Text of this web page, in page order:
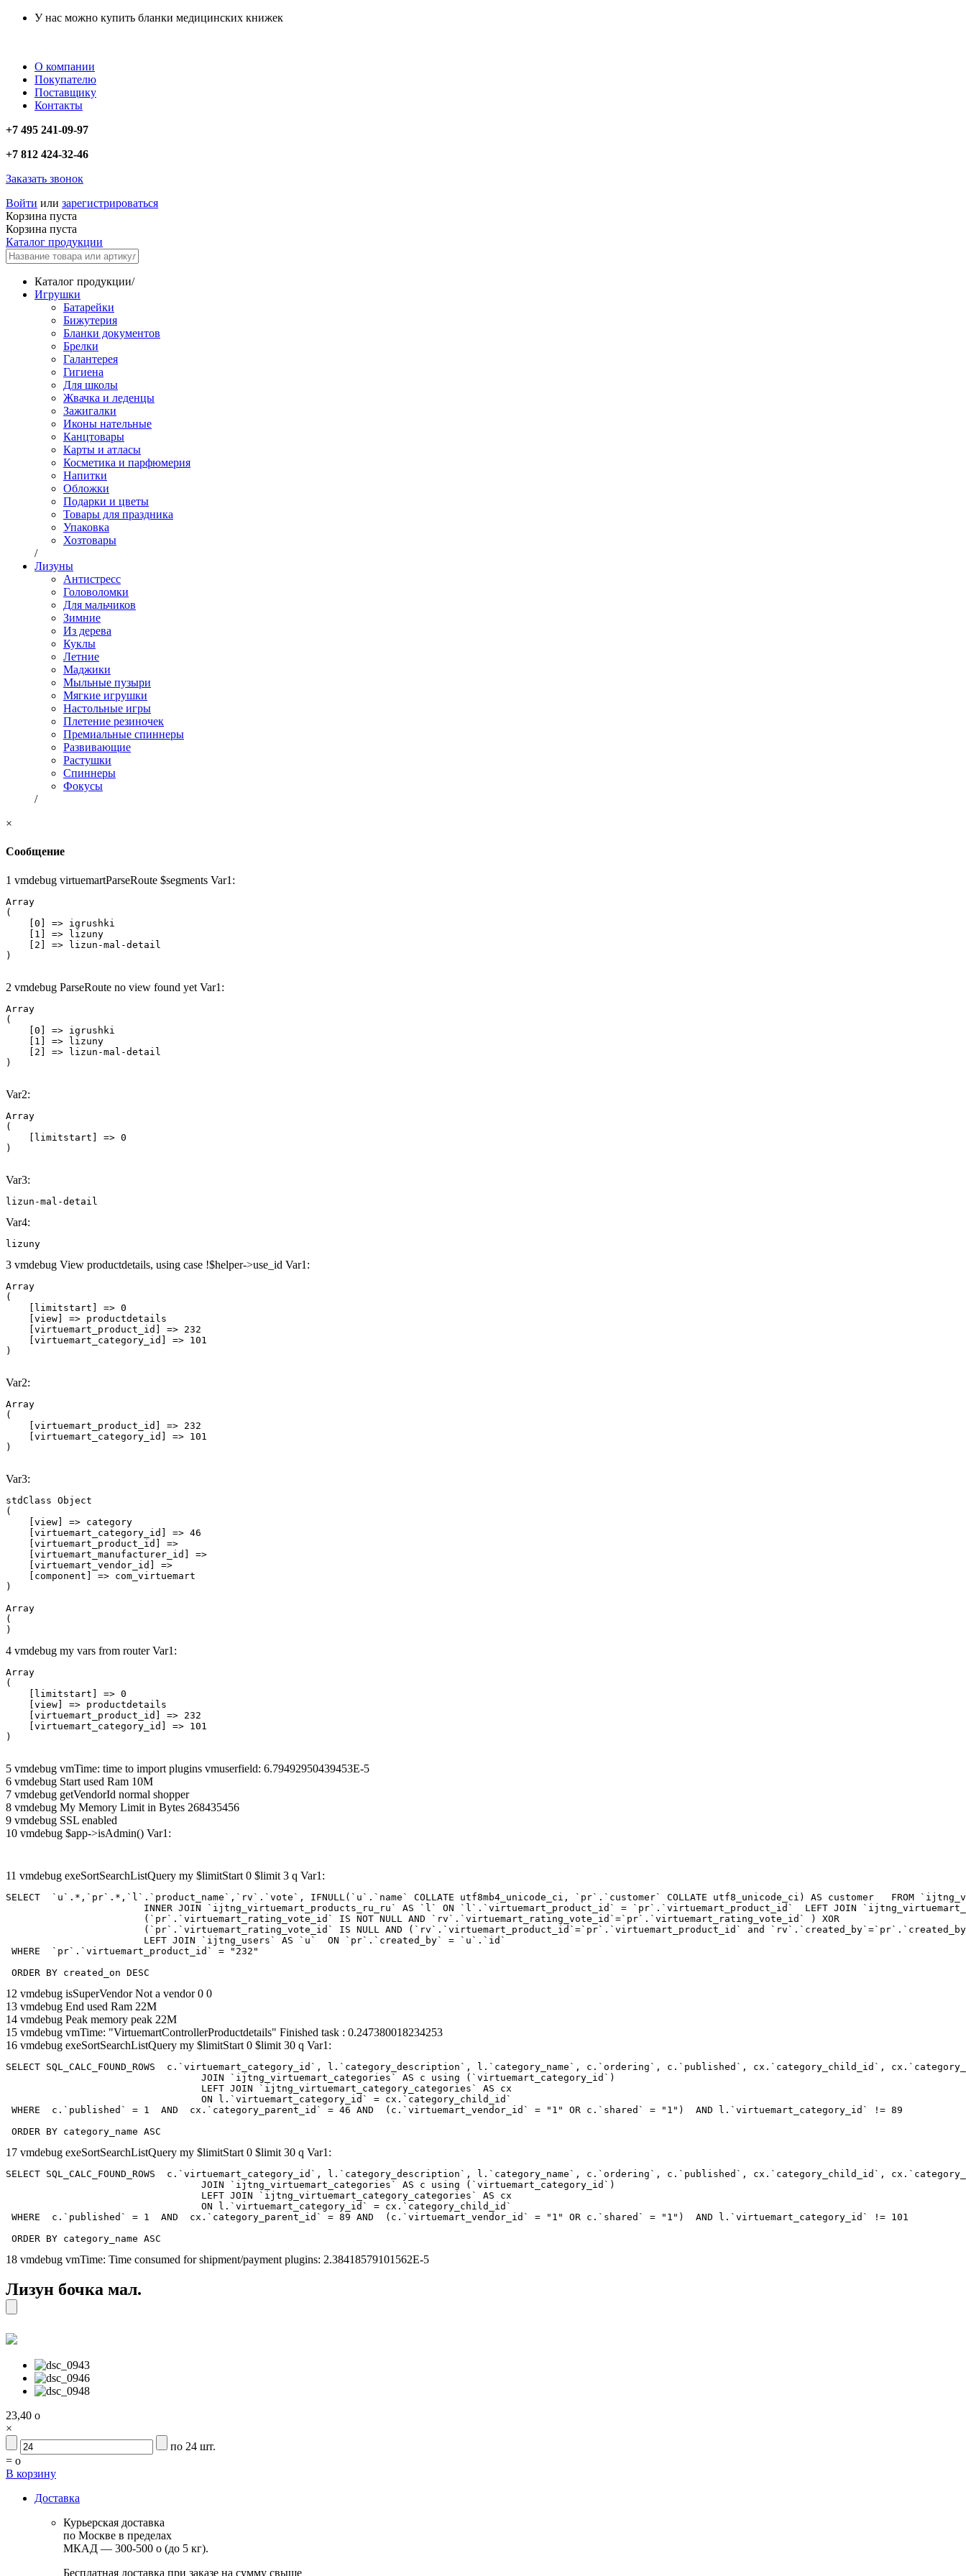
У нас можно купить бланки медицинских книжек
О компании
Покупателю
Поставщику
Контакты
+7 495 241-09-97
+7 812 424-32-46
Заказать звонок
Войти или зарегистрироваться
Корзина пуста
Корзина пуста
Каталог продукции
Каталог продукции/
Игрушки
Батарейки
Бижутерия
Бланки документов
Брелки
Галантерея
Гигиена
Для школы
Жвачка и леденцы
Зажигалки
Иконы нательные
Канцтовары
Карты и атласы
Косметика и парфюмерия
Напитки
Обложки
Подарки и цветы
Товары для праздника
Упаковка
Хозтовары
/
Лизуны
Антистресс
Головоломки
Для мальчиков
Зимние
Из дерева
Куклы
Летние
Маджики
Мыльные пузыри
Мягкие игрушки
Настольные игры
Плетение резиночек
Премиальные спиннеры
Развивающие
Растушки
Спиннеры
Фокусы
/
×
Сообщение
1 vmdebug virtuemartParseRoute $segments Var1:
Array
(
    [0] => igrushki
    [1] => lizuny
    [2] => lizun-mal-detail
2 vmdebug ParseRoute no view found yet Var1:
Array
(
    [0] => igrushki
    [1] => lizuny
    [2] => lizun-mal-detail
Var2:
Array
(
    [limitstart] => 0
Var3:
lizun-mal-detail
Var4:
lizuny
3 vmdebug View productdetails, using case !$helper->use_id Var1:
Array
(
    [limitstart] => 0
    [view] => productdetails
    [virtuemart_product_id] => 232
    [virtuemart_category_id] => 101
Var2:
Array
(
    [virtuemart_product_id] => 232
    [virtuemart_category_id] => 101
Var3:
stdClass Object
(
    [view] => category
    [virtuemart_category_id] => 46
    [virtuemart_product_id] =>
    [virtuemart_manufacturer_id] =>
    [virtuemart_vendor_id] =>
    [component] => com_virtuemart
Array
(
4 vmdebug my vars from router Var1:
Array
(
    [limitstart] => 0
    [view] => productdetails
    [virtuemart_product_id] => 232
    [virtuemart_category_id] => 101
5 vmdebug vmTime: time to import plugins vmuserfield: 6.79492950439453E-5
6 vmdebug Start used Ram 10M
7 vmdebug getVendorId normal shopper
8 vmdebug My Memory Limit in Bytes 268435456
9 vmdebug SSL enabled
10 vmdebug $app->isAdmin() Var1:
11 vmdebug exeSortSearchListQuery my $limitStart 0 $limit 3 q Var1:
SELECT  `u`.*,`pr`.*,`l`.`product_name`,`rv`.`vote`, IFNULL(`u`.`name` COLLATE utf8mb4_unicode_ci, `pr`.`customer` COLLATE utf8_unicode_ci) AS customer   FROM
WHERE  `pr`.`virtuemart_product_id` = "232"
ORDER BY created_on DESC
12 vmdebug isSuperVendor Not a vendor 0 0
13 vmdebug End used Ram 22M
14 vmdebug Peak memory peak 22M
15 vmdebug vmTime: "VirtuemartControllerProductdetails" Finished task : 0.247380018234253
16 vmdebug exeSortSearchListQuery my $limitStart 0 $limit 30 q Var1:
SELECT SQL_CALC_FOUND_ROWS  c.`virtuemart_category_id`, l.`category_description`, l.`category_name`, c.`ordering`, c.`published`, cx.`category_child_id`,
WHERE  c.`published` = 1  AND  cx.`category_parent_id` = 46 AND  (c.`virtuemart_vendor_id` = "1" OR c.`shared` = "1")  AND l.`virtuemart_category_id` != 89
ORDER BY category_name ASC
17 vmdebug exeSortSearchListQuery my $limitStart 0 $limit 30 q Var1:
SELECT SQL_CALC_FOUND_ROWS  c.`virtuemart_category_id`, l.`category_description`, l.`category_name`, c.`ordering`, c.`published`, cx.`category_child_id`,
WHERE  c.`published` = 1  AND  cx.`category_parent_id` = 89 AND  (c.`virtuemart_vendor_id` = "1" OR c.`shared` = "1")  AND l.`virtuemart_category_id` != 101
ORDER BY category_name ASC
18 vmdebug vmTime: Time consumed for shipment/payment plugins: 2.38418579101562E-5
Лизун бочка мал.
23,40 o
×
по 24 шт.
= o
В корзину
Доставка
Курьерская доставка
по Москве в пределах
МКАД — 300-500 o (до 5 кг).
Бесплатная доставка при заказе на сумму свыше